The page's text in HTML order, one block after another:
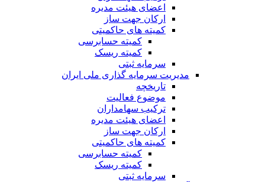
اعضای هیئت مدیره
ارکان جهت ساز
کمیته های حاکمیتی
کمیته حسابرسی
کمیته ریسک
سرمایه ثبتی
مدیریت سرمایه گذاری ملی ایران
تاریخچه
موضوع فعالیت
ترکیب سهامداران
اعضای هیئت مدیره
ارکان جهت ساز
کمیته های حاکمیتی
کمیته حسابرسی
کمیته ریسک
سرمایه ثبتی